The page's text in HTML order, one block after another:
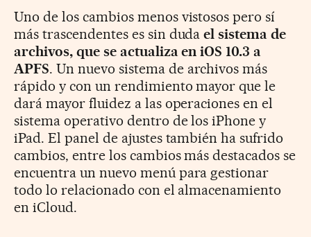
Uno de los cambios menos vistosos pero sí
más trascendentes es sin dudael sistema de
archivos, que se actualiza en iOS 10.3 a
APFS. Un nuevo sistema de archivos más
rápido y con un rendimiento mayor que le
dará mayor fluidez a las operaciones en el
sistema operativo dentro de los iPhone y
iPad. El panel de ajustes también ha sufrido
cambios, entre los cambios más destacados se
encuentra un nuevo menú para gestionar
todo lo relacionado con el almacenamiento
en iCloud.